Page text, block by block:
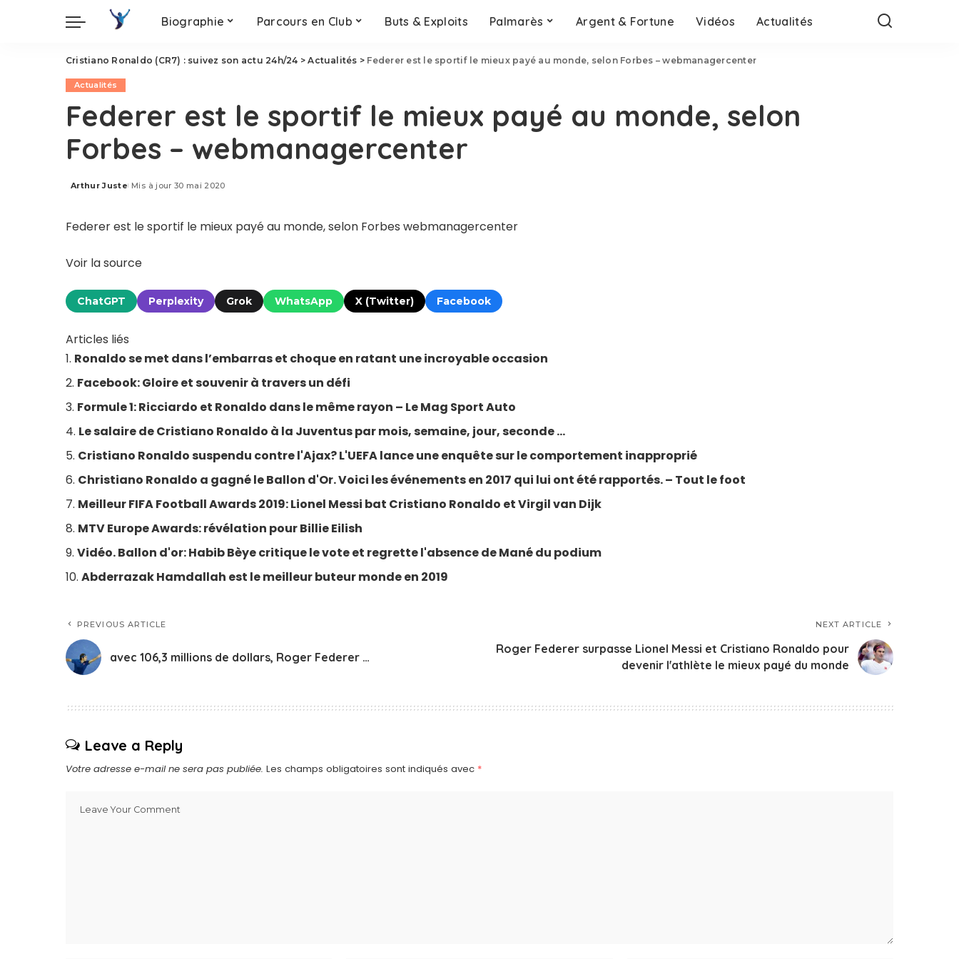
Biographie Parcours en Club Buts & Exploits Palmarès Argent & Fortune Vidéos Actualités
Cristiano Ronaldo (CR7) : suivez son actu 24h/24 >Actualités > Federer est le sportif le mieux payé au monde, selon Forbes – webmanagercenter
Actualités
Federer est le sportif le mieux payé au monde, selon
Forbes – webmanagercenter
Posted
Arthur Juste Mis à jour 30 mai 2020
Federer est le sportif le mieux payé au monde, selon Forbes webmanagercenter
Voir la source
ChatGPT Perplexity Grok WhatsApp X (Twitter) Facebook
Articles liés
Ronaldo se met dans l’embarras et choque en ratant une incroyable occasion
Facebook: Gloire et souvenir à travers un défi
Formule 1: Ricciardo et Ronaldo dans le même rayon – Le Mag Sport Auto
Le salaire de Cristiano Ronaldo à la Juventus par mois, semaine, jour, seconde …
Cristiano Ronaldo suspendu contre l'Ajax? L'UEFA lance une enquête sur le comportement inapproprié
Christiano Ronaldo a gagné le Ballon d'Or. Voici les événements en 2017 qui lui ont été rapportés. – Tout le foot
Meilleur FIFA Football Awards 2019: Lionel Messi bat Cristiano Ronaldo et Virgil van Dijk
MTV Europe Awards: révélation pour Billie Eilish
Vidéo. Ballon d'or: Habib Bèye critique le vote et regrette l'absence de Mané du podium
Abderrazak Hamdallah est le meilleur buteur monde en 2019
PREVIOUS ARTICLE
avec 106,3 millions de dollars, Roger Federer …
NEXT ARTICLE
Roger Federer surpasse Lionel Messi et Cristiano Ronaldo pour
devenir l'athlète le mieux payé du monde
Leave a Reply
Votre adresse e-mail ne sera pas publiée. Les champs obligatoires sont indiqués avec *